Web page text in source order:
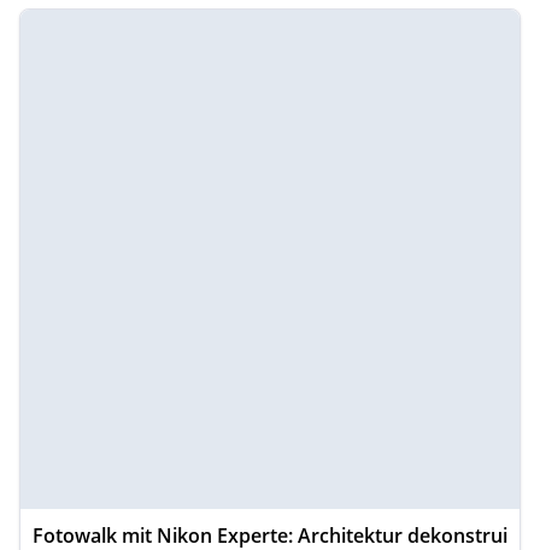
Fotowalk mit Nikon Experte: Architektur dekonstrui